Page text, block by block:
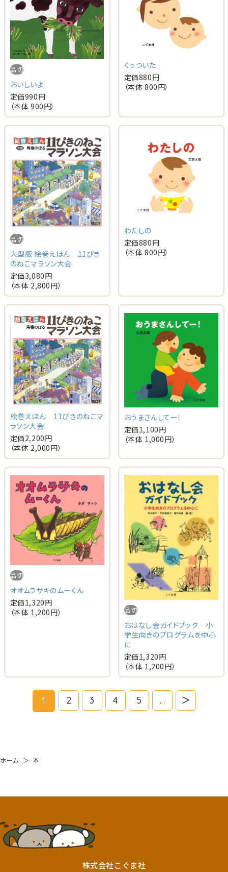
品切
おいしいよ
定価990円
（本体 900円）
くっついた
定価880円
（本体 800円）
品切
大型版 絵巻えほん 11ぴき
のねこマラソン大会
定価3,080円
（本体 2,800円）
わたしの
定価880円
（本体 800円）
絵巻えほん 11ぴきのねこマ
ラソン大会
定価2,200円
（本体 2,000円）
おうまさんしてー！
定価1,100円
（本体 1,000円）
品切
オオムラサキのムーくん
定価1,320円
（本体 1,200円） 品切
おはなし会ガイドブック 小
学生向きのプログラムを中心
に
定価1,320円
（本体 1,200円）
1 2 3 4 5 ... ＞
ホーム ＞ 本
株式会社こぐま社